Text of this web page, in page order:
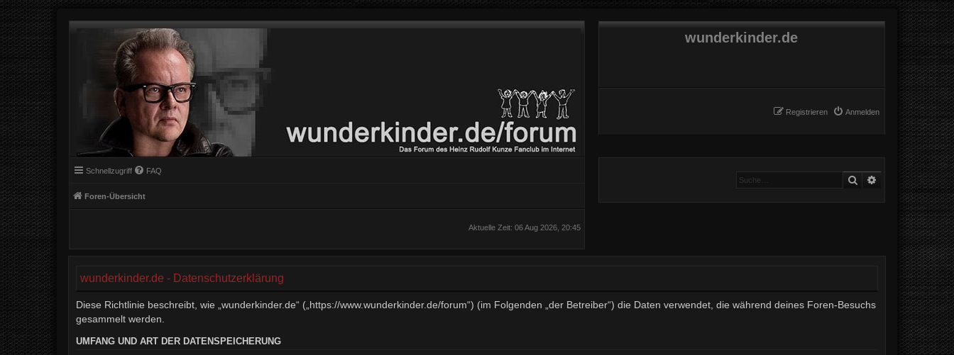
wunderkinder.de
Anmelden
Registrieren
Schnellzugriff FAQ
Foren-Übersicht
Suche Erweiterte Suche
Aktuelle Zeit: 06 Aug 2026, 20:45
wunderkinder.de - Datenschutzerklärung
Diese Richtlinie beschreibt, wie „wunderkinder.de“ („https://www.wunderkinder.de/forum“) (im Folgenden „der Betreiber“) die Daten verwendet, die während deines Foren-Besuchs
gesammelt werden.
UMFANG UND ART DER DATENSPEICHERUNG